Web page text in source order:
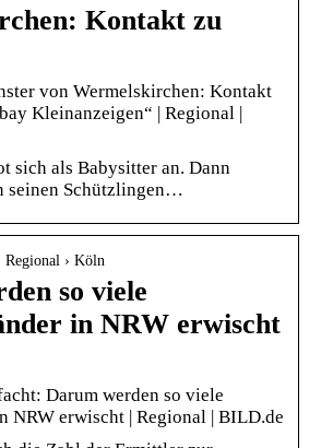
Kontakt zu
von Wermelskirchen: Kontakt
Kleinanzeigen“ | Regional |
sich als Babysitter an. Dann
seinen Schützlingen…
› Köln
so viele
in NRW erwischt
Darum werden so viele
NRW erwischt | Regional | BILD.de